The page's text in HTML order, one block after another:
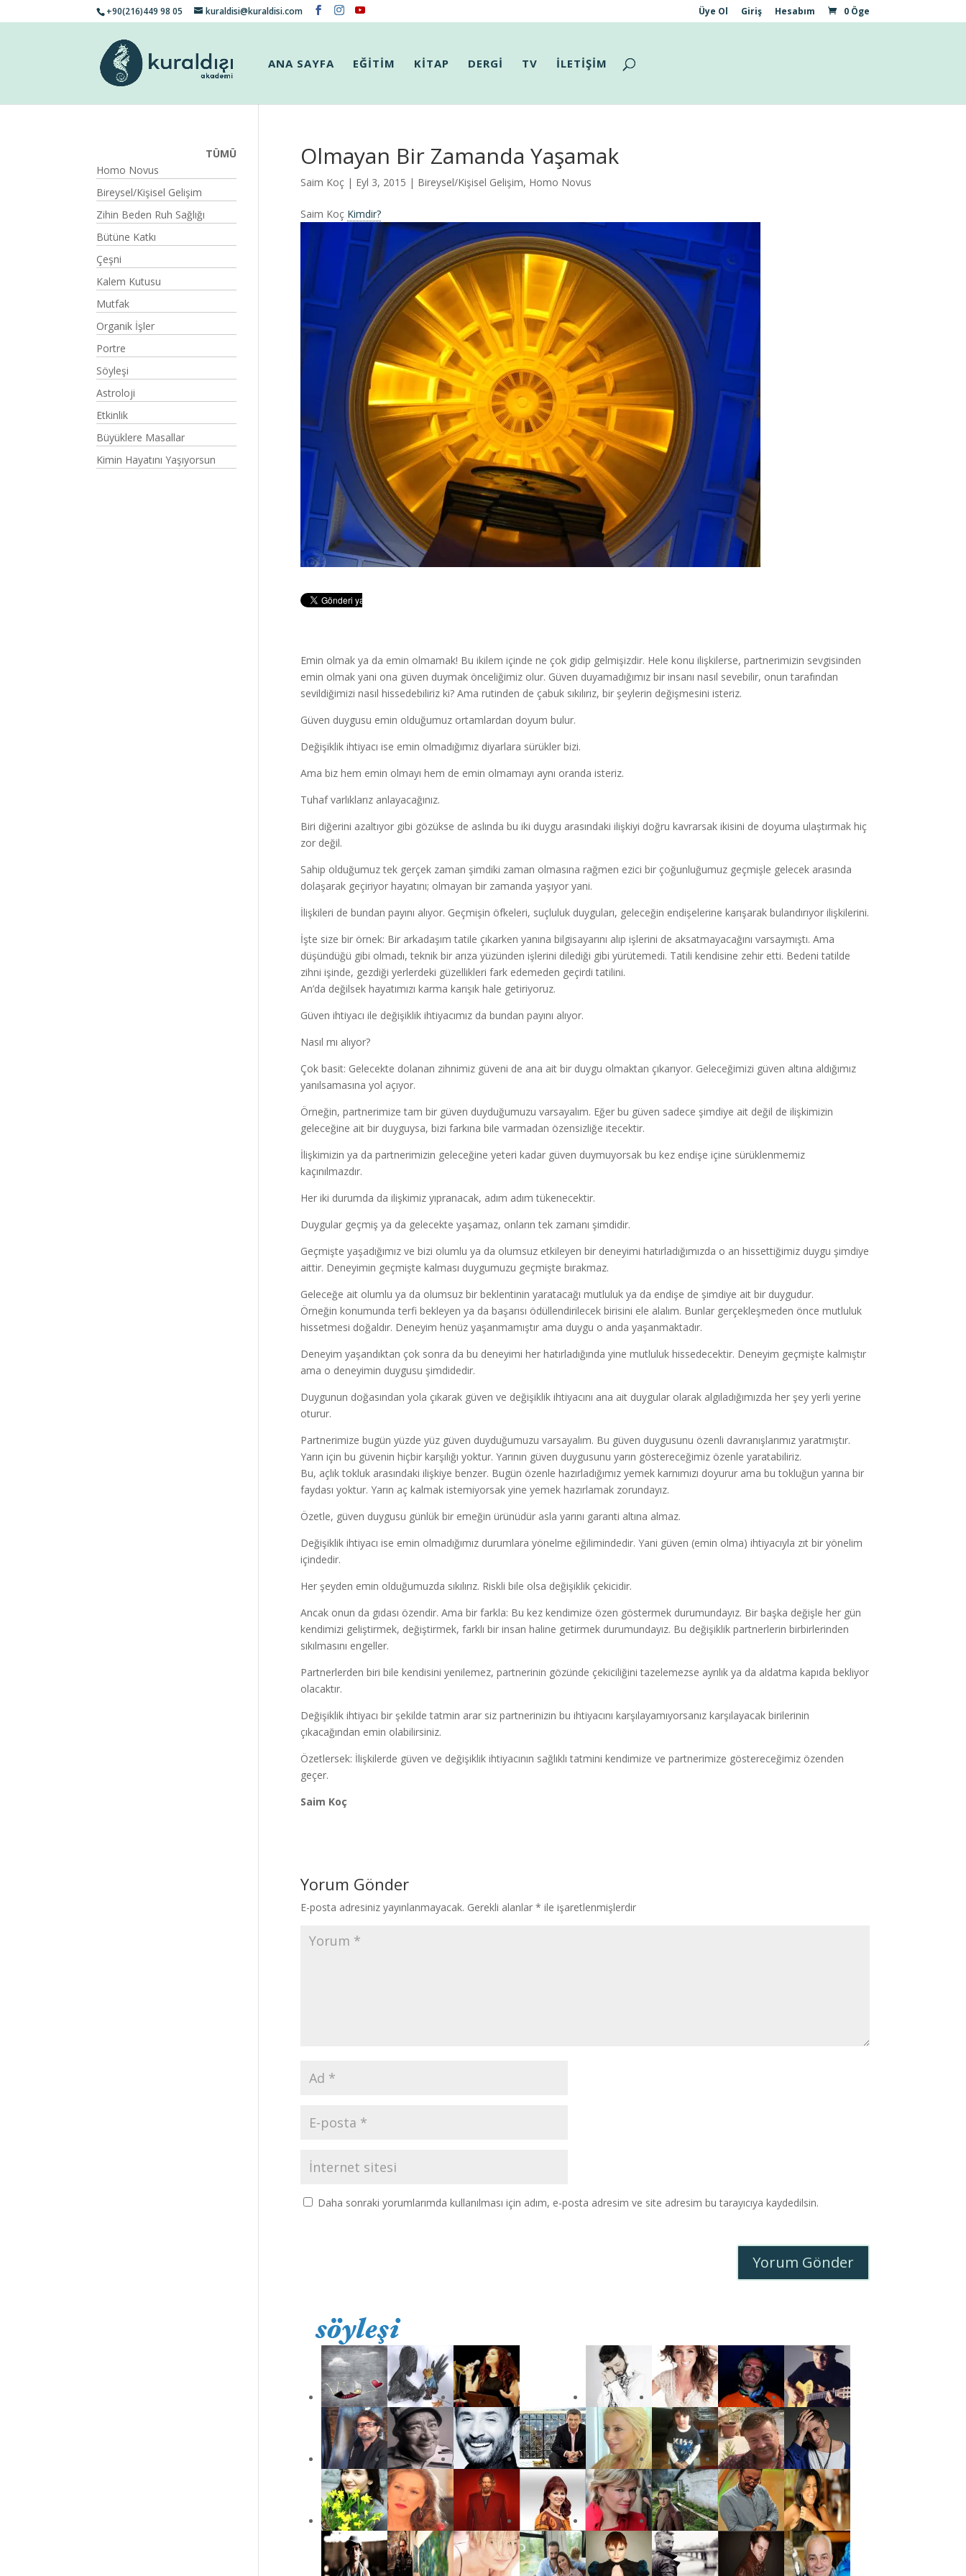
+90(216)449 98 05 kuraldisi@kuraldisi.com Üye Ol Giriş Hesabım 0 Öge
ANA SAYFA EĞİTİM KİTAP DERGİ TV İLETİŞİM
Olmayan Bir Zamanda Yaşamak
Saim Koç| Eyl 3, 2015 | Bireysel/Kişisel Gelişim, Homo Novus
Saim Koç Kimdir?
Emin olmak ya da emin olmamak! Bu ikilem içinde ne çok gidip gelmişizdir. Hele konu ilişkilerse, partnerimizin sevgisinden
emin olmak yani ona güven duymak önceliğimiz olur. Güven duyamadığımız bir insanı nasıl sevebilir, onun tarafından
sevildiğimizi nasıl hissedebiliriz ki? Ama rutinden de çabuk sıkılırız, bir şeylerin değişmesini isteriz.
Güven duygusu emin olduğumuz ortamlardan doyum bulur.
Değişiklik ihtiyacı ise emin olmadığımız diyarlara sürükler bizi.
Ama biz hem emin olmayı hem de emin olmamayı aynı oranda isteriz.
Tuhaf varlıklarız anlayacağınız.
Biri diğerini azaltıyor gibi gözükse de aslında bu iki duygu arasındaki ilişkiyi doğru kavrarsak ikisini de doyuma ulaştırmak hiç
zor değil.
Sahip olduğumuz tek gerçek zaman şimdiki zaman olmasına rağmen ezici bir çoğunluğumuz geçmişle gelecek arasında
dolaşarak geçiriyor hayatını; olmayan bir zamanda yaşıyor yani.
İlişkileri de bundan payını alıyor. Geçmişin öfkeleri, suçluluk duyguları, geleceğin endişelerine karışarak bulandırıyor ilişkilerini.
İşte size bir örnek: Bir arkadaşım tatile çıkarken yanına bilgisayarını alıp işlerini de aksatmayacağını varsaymıştı. Ama
düşündüğü gibi olmadı, teknik bir arıza yüzünden işlerini dilediği gibi yürütemedi. Tatili kendisine zehir etti. Bedeni tatilde
zihni işinde, gezdiği yerlerdeki güzellikleri fark edemeden geçirdi tatilini.
An’da değilsek hayatımızı karma karışık hale getiriyoruz.
Güven ihtiyacı ile değişiklik ihtiyacımız da bundan payını alıyor.
Nasıl mı alıyor?
Çok basit: Gelecekte dolanan zihnimiz güveni de ana ait bir duygu olmaktan çıkarıyor. Geleceğimizi güven altına aldığımız
yanılsamasına yol açıyor.
Örneğin, partnerimize tam bir güven duyduğumuzu varsayalım. Eğer bu güven sadece şimdiye ait değil de ilişkimizin
geleceğine ait bir duyguysa, bizi farkına bile varmadan özensizliğe itecektir.
İlişkimizin ya da partnerimizin geleceğine yeteri kadar güven duymuyorsak bu kez endişe içine sürüklenmemiz
kaçınılmazdır.
Her iki durumda da ilişkimiz yıpranacak, adım adım tükenecektir.
Duygular geçmiş ya da gelecekte yaşamaz, onların tek zamanı şimdidir.
Geçmişte yaşadığımız ve bizi olumlu ya da olumsuz etkileyen bir deneyimi hatırladığımızda o an hissettiğimiz duygu şimdiye
aittir. Deneyimin geçmişte kalması duygumuzu geçmişte bırakmaz.
Geleceğe ait olumlu ya da olumsuz bir beklentinin yaratacağı mutluluk ya da endişe de şimdiye ait bir duygudur.
Örneğin konumunda terfi bekleyen ya da başarısı ödüllendirilecek birisini ele alalım. Bunlar gerçekleşmeden önce mutluluk
hissetmesi doğaldır. Deneyim henüz yaşanmamıştır ama duygu o anda yaşanmaktadır.
Deneyim yaşandıktan çok sonra da bu deneyimi her hatırladığında yine mutluluk hissedecektir. Deneyim geçmişte kalmıştır
ama o deneyimin duygusu şimdidedir.
Duygunun doğasından yola çıkarak güven ve değişiklik ihtiyacını ana ait duygular olarak algıladığımızda her şey yerli yerine
oturur.
Partnerimize bugün yüzde yüz güven duyduğumuzu varsayalım. Bu güven duygusunu özenli davranışlarımız yaratmıştır.
Yarın için bu güvenin hiçbir karşılığı yoktur. Yarının güven duygusunu yarın göstereceğimiz özenle yaratabiliriz.
Bu, açlık tokluk arasındaki ilişkiye benzer. Bugün özenle hazırladığımız yemek karnımızı doyurur ama bu tokluğun yarına bir
faydası yoktur. Yarın aç kalmak istemiyorsak yine yemek hazırlamak zorundayız.
Özetle, güven duygusu günlük bir emeğin ürünüdür asla yarını garanti altına almaz.
Değişiklik ihtiyacı ise emin olmadığımız durumlara yönelme eğilimindedir. Yani güven (emin olma) ihtiyacıyla zıt bir yönelim
içindedir.
Her şeyden emin olduğumuzda sıkılırız. Riskli bile olsa değişiklik çekicidir.
Ancak onun da gıdası özendir. Ama bir farkla: Bu kez kendimize özen göstermek durumundayız. Bir başka değişle her gün
kendimizi geliştirmek, değiştirmek, farklı bir insan haline getirmek durumundayız. Bu değişiklik partnerlerin birbirlerinden
sıkılmasını engeller.
Partnerlerden biri bile kendisini yenilemez, partnerinin gözünde çekiciliğini tazelemezse ayrılık ya da aldatma kapıda bekliyor
olacaktır.
Değişiklik ihtiyacı bir şekilde tatmin arar siz partnerinizin bu ihtiyacını karşılayamıyorsanız karşılayacak birilerinin
çıkacağından emin olabilirsiniz.
Özetlersek: İlişkilerde güven ve değişiklik ihtiyacının sağlıklı tatmini kendimize ve partnerimize göstereceğimiz özenden
geçer.
Saim Koç
Yorum Gönder
E-posta adresiniz yayınlanmayacak. Gerekli alanlar * ile işaretlenmişlerdir
Daha sonraki yorumlarımda kullanılması için adım, e-posta adresim ve site adresim bu tarayıcıya kaydedilsin.
TÜMÜ
Homo Novus
Bireysel/Kişisel Gelişim
Zihin Beden Ruh Sağlığı
Bütüne Katkı
Çeşni
Kalem Kutusu
Mutfak
Organik İşler
Portre
Söyleşi
Astroloji
Etkinlik
Büyüklere Masallar
Kimin Hayatını Yaşıyorsun